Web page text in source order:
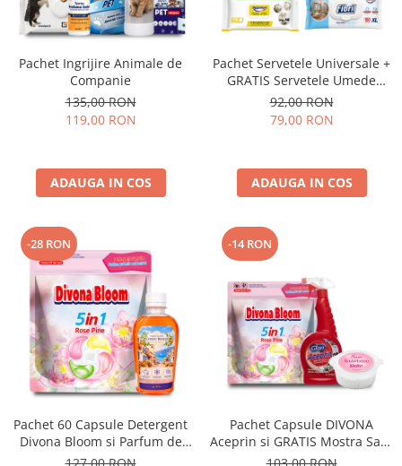
Pachet Ingrijire Animale de
Companie
135,00 RON
119,00 RON
ADAUGA IN COS
Pachet Servetele Universale +
GRATIS Servetele Umede
pentru Corp cu Crema
Aquella
92,00 RON
79,00 RON
ADAUGA IN COS
-28 RON
Pachet 60 Capsule Detergent
Divona Bloom si Parfum de
Rufe Corfu Breeze by Delia
127,00 RON
-14 RON
Pachet Capsule DIVONA
Aceprin si GRATIS Mostra Sare
Delia
103,00 RON